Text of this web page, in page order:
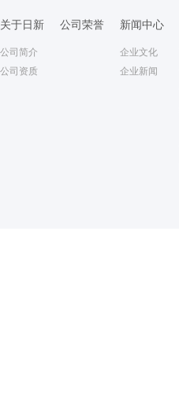
关于日新
公司简介
公司资质
公司荣誉 新闻中心
企业文化
企业新闻